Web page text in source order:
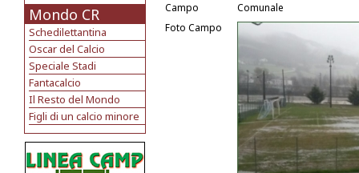
Mondo CR
Schedilettantina
Oscar del Calcio
Speciale Stadi
Fantacalcio
Il Resto del Mondo
Figli di un calcio minore
Campo
Comunale
Foto Campo